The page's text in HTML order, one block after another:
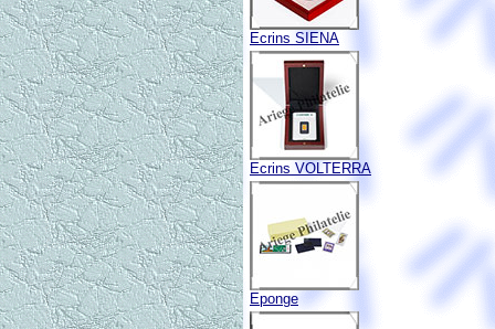
Ecrins SIENA
Ecrins VOLTERRA
Eponge